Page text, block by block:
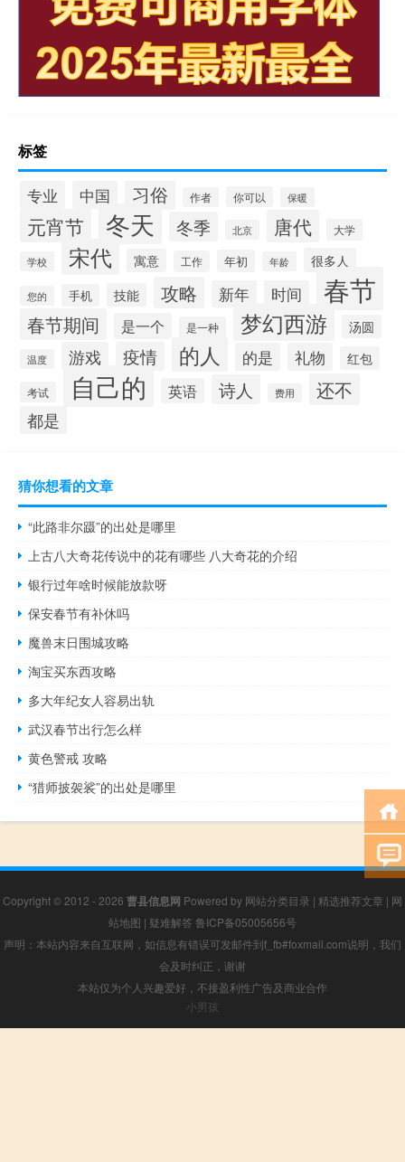
标签
专业 中国 习俗 作者 你可以 保暖
元宵节 冬天 冬季 北京 唐代 大学
学校 宋代 寓意 工作 年初 年龄 很多人
您的 手机 技能 攻略 新年 时间 春节
春节期间 是一个 是一种 梦幻西游 汤圆
温度 游戏 疫情 的人 的是 礼物 红包
考试 自己的 英语 诗人 费用 还不
都是
猜你想看的文章
“此路非尔蹑”的出处是哪里
上古八大奇花传说中的花有哪些 八大奇花的介绍
银行过年啥时候能放款呀
保安春节有补休吗
魔兽末日围城攻略
淘宝买东西攻略
多大年纪女人容易出轨
武汉春节出行怎么样
黄色警戒 攻略
“猎师披袈裟”的出处是哪里
Copyright © 2012 - 2026 曹县信息网 Powered by 网站分类目录 | 精选推荐文章 | 网
站地图 | 疑难解答 鲁ICP备05005656号
声明：本站内容来自互联网，如信息有错误可发邮件到f_fb#foxmail.com说明，我们
会及时纠正，谢谢
本站仅为个人兴趣爱好，不接盈利性广告及商业合作
小男孩